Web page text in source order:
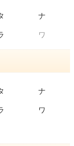
ナ
ワ
ナ
ワ